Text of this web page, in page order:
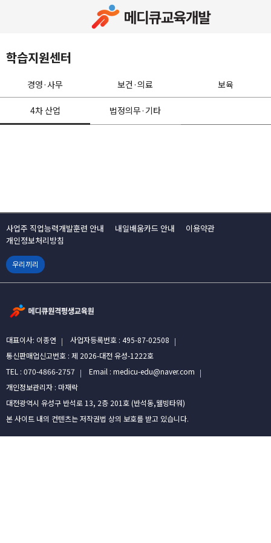
학습지원센터
경영·사무 보건·의료 보육
4차 산업 법정의무·기타
사업주 직업능력개발훈련 안내 내일배움카드 안내
이용약관
개인정보처리방침
우리끼리
대표이사: 이종연
사업자등록번호 : 495-87-02508
통신판매업신고번호 : 제 2026-대전 유성-1222호
TEL : 070-4866-2757
Email : medicu-edu@naver.com
개인정보관리자 : 마재락
대전광역시 유성구 반석로 13, 2층 201호 (반석동,웰빙타워)
본 사이트 내의 컨텐츠는 저작권법 상의 보호를 받고 있습니다.